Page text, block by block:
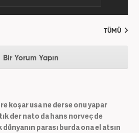
TÜMÜ
Bir Yorum Yapın
koşar usa ne derse onu yapar
der nato da hans norveç de
parası burda ona el atsın